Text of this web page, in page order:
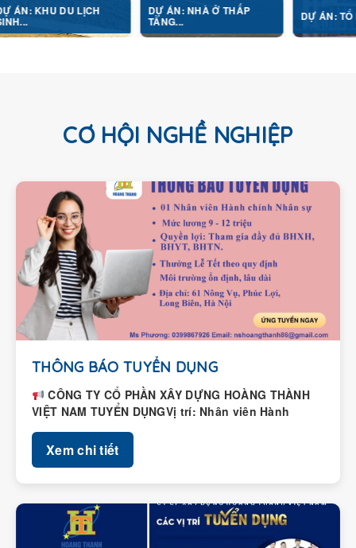
DU LỊCH DỰ ÁN: NHÀ Ở THẤP DỰ ÁN: TỔ HỢP Y
CƠ HỘI NGHỀ NGHIỆP
THÔNG BÁO TUYỂN DỤNG
CÔNG TY CỔ PHẦN XÂY DỰNG HOÀNG THÀNH
VIỆT NAM TUYỂN DỤNGVị trí: Nhân viên Hành
chính – Nhân...
Xem chi tiết